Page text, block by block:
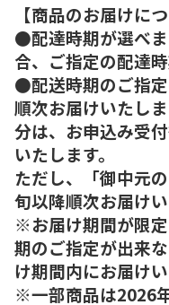
【商品のお届けにつ
●配達時期が選べ
合、ご指定の配達
●配送時期のご指
順次お届けいたし
分は、お申込み受
いたします。
ただし、「御中元
旬以降順次お届けい
※お届け期間が限
期のご指定が出来
け期間内にお届けい
※一部商品は2026